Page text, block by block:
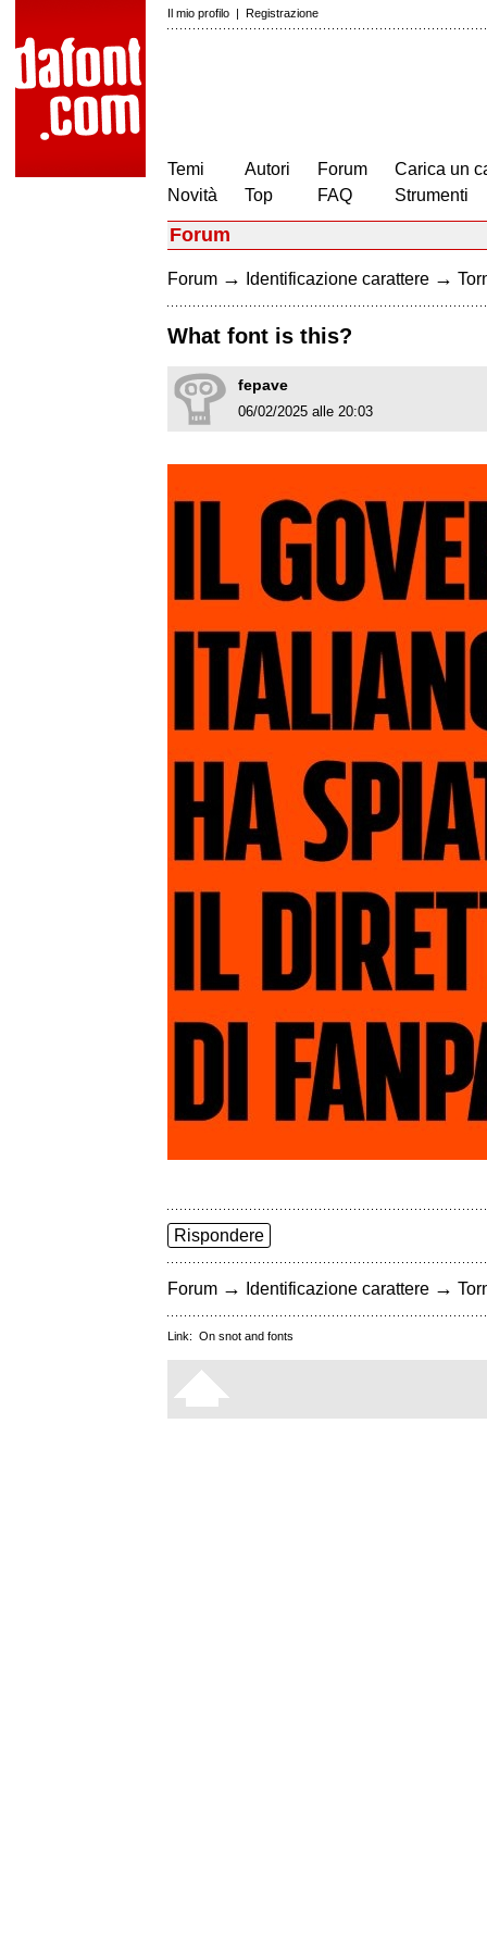
Il mio profilo | Registrazione
Temi
Novità
Autori
Top
Forum
FAQ
Carica un
Strumenti
Forum
Forum → Identificazione carattere →
What font is this?
fepave
06/02/2025 alle 20:03
Rispondere
Forum → Identificazione carattere →
Link: On snot and fonts